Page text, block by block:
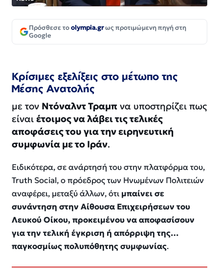
Πρόσθεσε τοolympia.grως προτιμώμενη πηγή στη
Google
Κρίσιμες εξελίξεις στο μέτωπο της
Μέσης Ανατολής
με τον Ντόναλντ Τραμπ να υποστηρίζει πως
είναι έτοιμος να λάβει τις τελικές
αποφάσεις του για την ειρηνευτική
συμφωνία με το Ιράν.
Ειδικότερα, σε ανάρτησή του στην πλατφόρμα του,
Truth Social, ο πρόεδρος των Ηνωμένων Πολιτειών
αναφέρει, μεταξύ άλλων, ότι μπαίνει σε
συνάντηση στην Αίθουσα Επιχειρήσεων του
Λευκού Οίκου, προκειμένου να αποφασίσουν
για την τελική έγκριση ή απόρριψη της…
παγκοσμίως πολυπόθητης συμφωνίας.